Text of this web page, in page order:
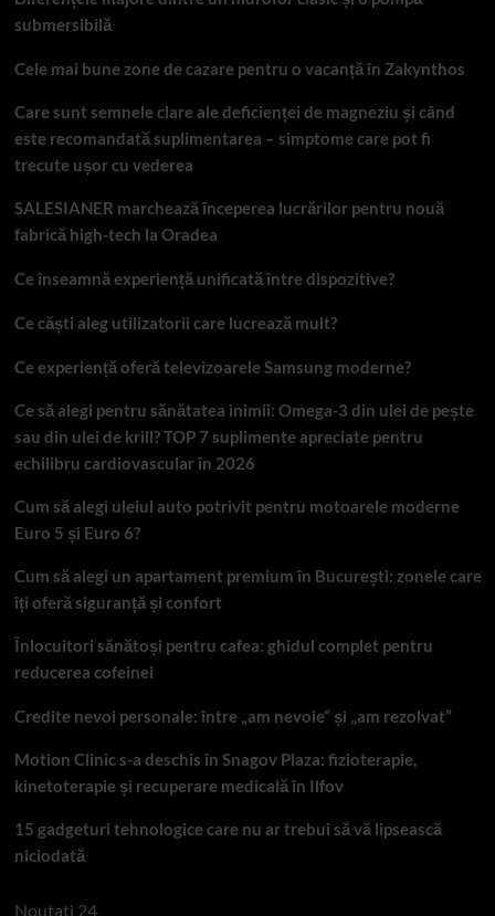
submersibilă
Cele mai bune zone de cazare pentru o vacanță în Zakynthos
Care sunt semnele clare ale deficienței de magneziu și când
este recomandată suplimentarea – simptome care pot fi
trecute ușor cu vederea
SALESIANER marchează începerea lucrărilor pentru nouă
fabrică high-tech la Oradea
Ce înseamnă experiență unificată între dispozitive?
Ce căști aleg utilizatorii care lucrează mult?
Ce experiență oferă televizoarele Samsung moderne?
Ce să alegi pentru sănătatea inimii: Omega-3 din ulei de pește
sau din ulei de krill? TOP 7 suplimente apreciate pentru
echilibru cardiovascular în 2026
Cum să alegi uleiul auto potrivit pentru motoarele moderne
Euro 5 și Euro 6?
Cum să alegi un apartament premium în București: zonele care
îți oferă siguranță și confort
Înlocuitori sănătoși pentru cafea: ghidul complet pentru
reducerea cofeinei
Credite nevoi personale: între „am nevoie” și „am rezolvat”
Motion Clinic s-a deschis în Snagov Plaza: fizioterapie,
kinetoterapie și recuperare medicală în Ilfov
15 gadgeturi tehnologice care nu ar trebui să vă lipsească
niciodată
Noutati 24